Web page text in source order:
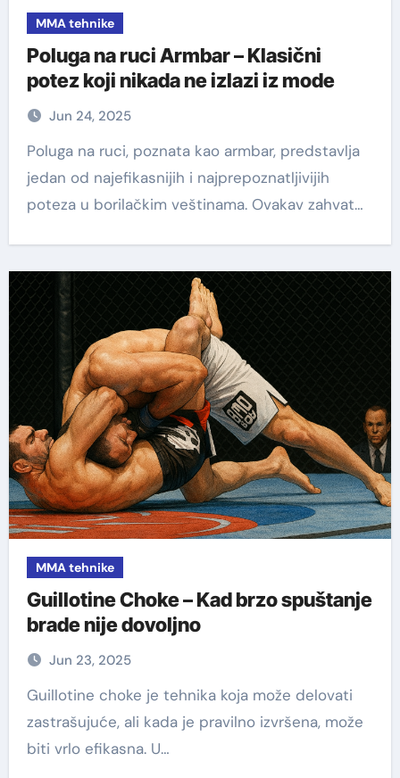
MMA tehnike
Poluga na ruci Armbar – Klasični
potez koji nikada ne izlazi iz mode
Jun 24, 2025
Poluga na ruci, poznata kao armbar, predstavlja
jedan od najefikasnijih i najprepoznatljivijih
poteza u borilačkim veštinama. Ovakav zahvat…
MMA tehnike
Guillotine Choke – Kad brzo spuštanje
brade nije dovoljno
Jun 23, 2025
Guillotine choke je tehnika koja može delovati
zastrašujuće, ali kada je pravilno izvršena, može
biti vrlo efikasna. U…